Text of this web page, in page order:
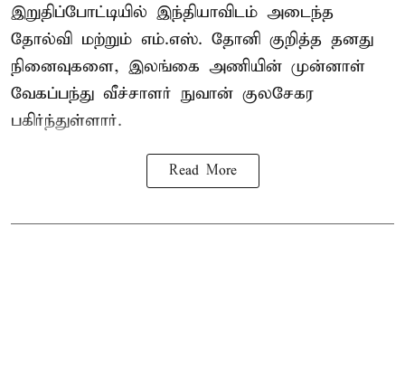
இறுதிப்போட்டியில் இந்தியாவிடம் அடைந்த
தோல்வி மற்றும் எம்.எஸ். தோனி குறித்த தனது
நினைவுகளை, இலங்கை அணியின் முன்னாள்
வேகப்பந்து வீச்சாளர் நுவான் குலசேகர
பகிர்ந்துள்ளார்.
Read More